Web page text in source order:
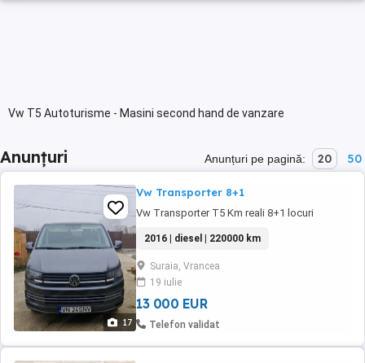
Vw T5 Autoturisme - Masini second hand de vanzare
Anunțuri Anunțuri pe pagină: 20 50
17
Vw Transporter 8+1
Vw Transporter T5 Km reali 8+1 locuri
2016 | diesel | 220000 km
Suraia, Vrancea
19 iulie
13 000 EUR
Telefon validat